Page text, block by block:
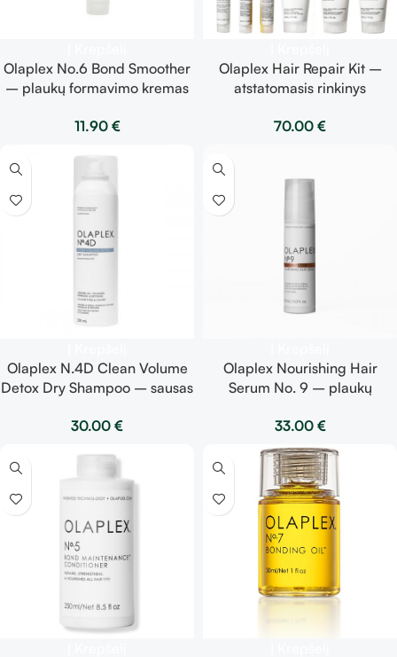
Olaplex No.6 Bond Smoother
– plaukų formavimo kremas
11.90 €
Olaplex Hair Repair Kit –
atstatomasis rinkinys
4C•6•9•3•4•5•8•7
70.00 €
Olaplex N.4D Clean Volume
Detox Dry Shampoo – sausas
30.00 €
Olaplex Nourishing Hair
Serum No. 9 – plaukų
33.00 €